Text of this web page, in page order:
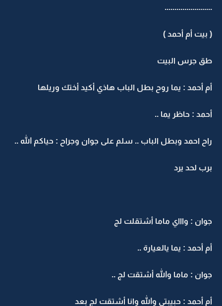
........................
( بيت أم أحمد )
طق جرس البيت
أم أحمد : يما روح بطل الباب هاذي أكيد أختك وريلها
أحمد : حاظر يما ..
راح احمد وبطل الباب .. سلم على جوان وجراح : حياكم الله ..
برب لحد يرد
جوان : واااي ماما أشتقلت لج
أم أحمد : يما يالعيارة ..
جوان : ماما والله أشتقت لج ..
أم أحمد : حبيبتي والله وانا أشتقت لج بعد